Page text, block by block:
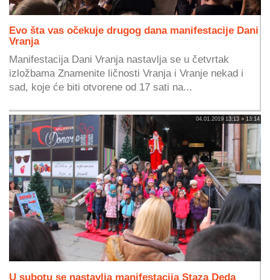
Evo šta vas očekuje drugog dana manifestacije Dani
Vranja
Manifestacija Dani Vranja nastavlja se u četvrtak
izložbama Znamenite ličnosti Vranja i Vranje nekad i
sad, koje će biti otvorene od 17 sati na...
04.01.2019 13:13 » 13:14
U subotu se nastavlja manifestacija Staza Deda